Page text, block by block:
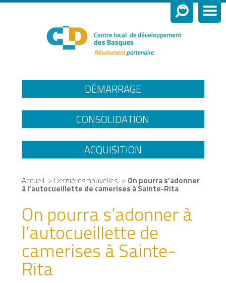
DÉMARRAGE
CONSOLIDATION
ACQUISITION
Accueil > Dernières nouvelles > On pourra s’adonner
à l’autocueillette de camerises à Sainte-Rita
On pourra s’adonner à
l’autocueillette de
camerises à Sainte-
Rita